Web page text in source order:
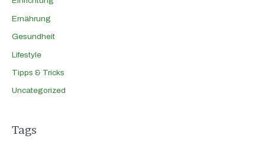
Ernährung
Gesundheit
Lifestyle
Tipps & Tricks
Uncategorized
Tags